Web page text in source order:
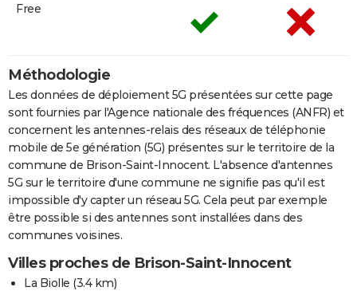
Free
Méthodologie
Les données de déploiement 5G présentées sur cette page
sont fournies par l'Agence nationale des fréquences (ANFR) et
concernent les antennes-relais des réseaux de téléphonie
mobile de 5e génération (5G) présentes sur le territoire de la
commune de Brison-Saint-Innocent. L'absence d'antennes
5G sur le territoire d'une commune ne signifie pas qu'il est
impossible d'y capter un réseau 5G. Cela peut par exemple
être possible si des antennes sont installées dans des
communes voisines.
Villes proches de Brison-Saint-Innocent
La Biolle (3.4 km)